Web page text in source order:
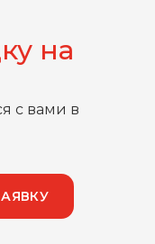
на
с вами в